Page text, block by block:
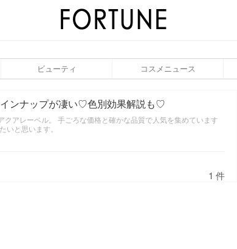
ビューティ コスメニュース
インナップが凄い♡色別効果解説も♡
クアレーベル。 手ごろな価格と確かな品質で人気を集めています
と思います。
1 件